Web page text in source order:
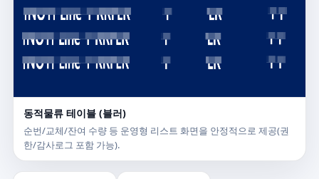
동적물류 테이블 (블러)
순번/교체/잔여 수량 등 운영형 리스트 화면을 안정적으로 제공(권
한/감사로그 포함 가능).